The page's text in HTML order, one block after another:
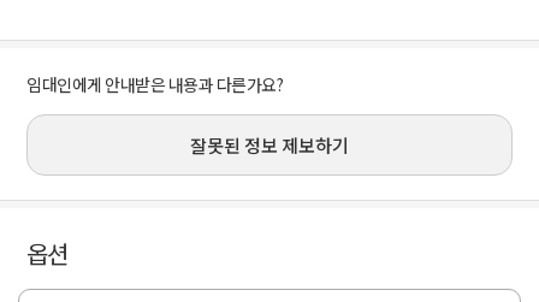
임대인에게 안내받은 내용과 다른가요?
잘못된 정보 제보하기
옵션